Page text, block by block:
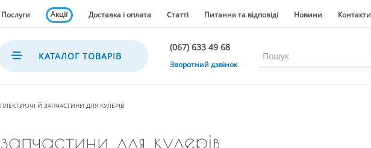
Послуги Акції Доставка і оплата Статті Питання та відповіді Новини Контакти
КАТАЛОГ ТОВАРІВ
(067) 633 49 68
(067) 633 49 68
(067) 635 35 36
(044) 390 35 36
Зворотний дзвінок
Й ЗАПЧАСТИНИ ДЛЯ КУЛЕРІВ
для кулерів